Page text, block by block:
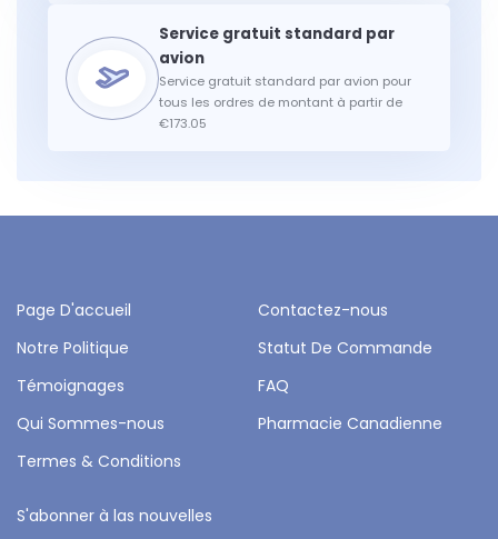
Service gratuit standard par avion pour
tous les ordres de montant à partir de
€173.05
Page D'accueil
Contactez-nous
Notre Politique
Statut De Commande
Témoignages
FAQ
Qui Sommes-nous
Pharmacie Canadienne
Termes & Conditions
S'abonner à las nouvelles